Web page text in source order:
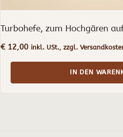
Turbohefe, zum Hochgären
€12,00 inkl. USt., zzgl.
IN DEN